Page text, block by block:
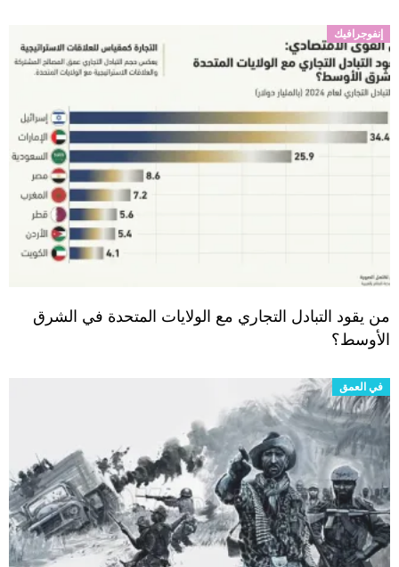
إنفوجرافيك
من يقود التبادل التجاري مع الولايات المتحدة في الشرق
الأوسط؟
في العمق